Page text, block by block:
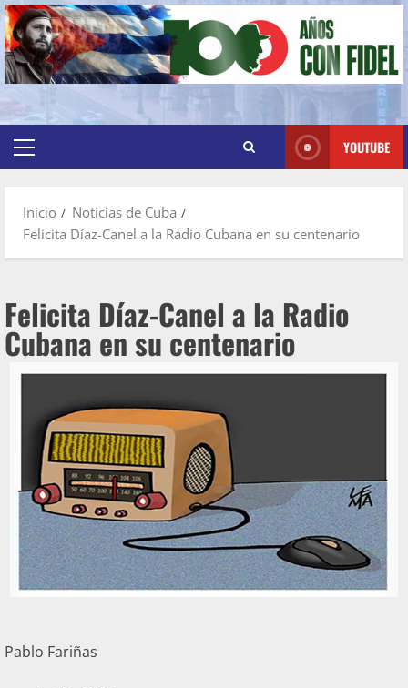
YOUTUBE
Inicio
Noticias de Cuba
Felicita Díaz-Canel a la Radio Cubana en su centenario
Felicita Díaz-Canel a la Radio
Cubana en su centenario
Pablo Fariñas